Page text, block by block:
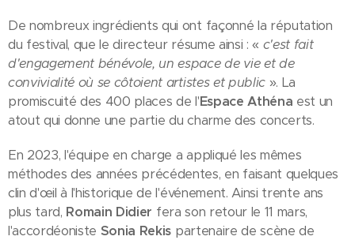
De nombreux ingrédients qui ont façonné la réputation
du festival, que le directeur résume ainsi : « c'est fait
d'engagement bénévole, un espace de vie et de
convivialité où se côtoient artistes et public ». La
promiscuité des 400 places de l'Espace Athéna est un
atout qui donne une partie du charme des concerts.
En 2023, l'équipe en charge a appliqué les mêmes
méthodes des années précédentes, en faisant quelques
clin d'œil à l'historique de l'événement. Ainsi trente ans
plus tard, Romain Didier fera son retour le 11 mars,
l'accordéoniste Sonia Rekis partenaire de scène de